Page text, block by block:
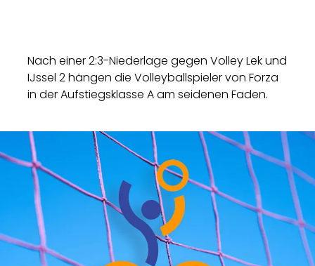
Nach einer 2:3-Niederlage gegen Volley Lek und
IJssel 2 hängen die Volleyballspieler von Forza
in der Aufstiegsklasse A am seidenen Faden.